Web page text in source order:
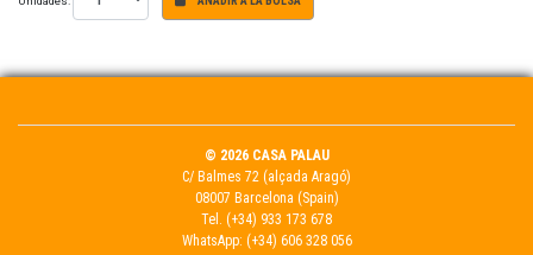
© 2026 CASA PALAU
C/ Balmes 72 (alçada Aragó)
08007 Barcelona (Spain)
Tel. (+34) 933 173 678
WhatsApp: (+34) 606 328 056